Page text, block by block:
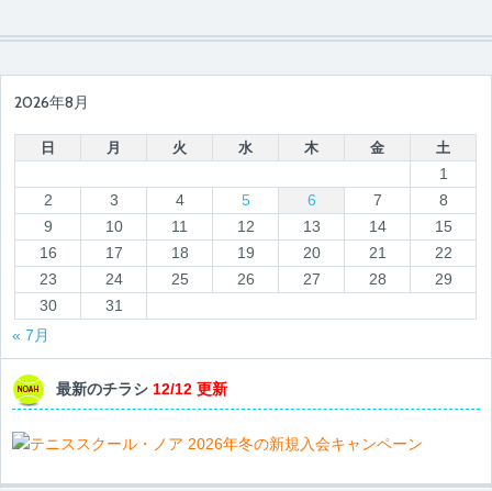
2026年8月
日 月 火 水 木 金 土
1
2
3 4 5 6 7
8
9
10 11 12 13 14
15
16
17 18 19 20 21
22
23
24 25 26 27 28
29
30
31
« 7月
最新のチラシ 12/12 更新